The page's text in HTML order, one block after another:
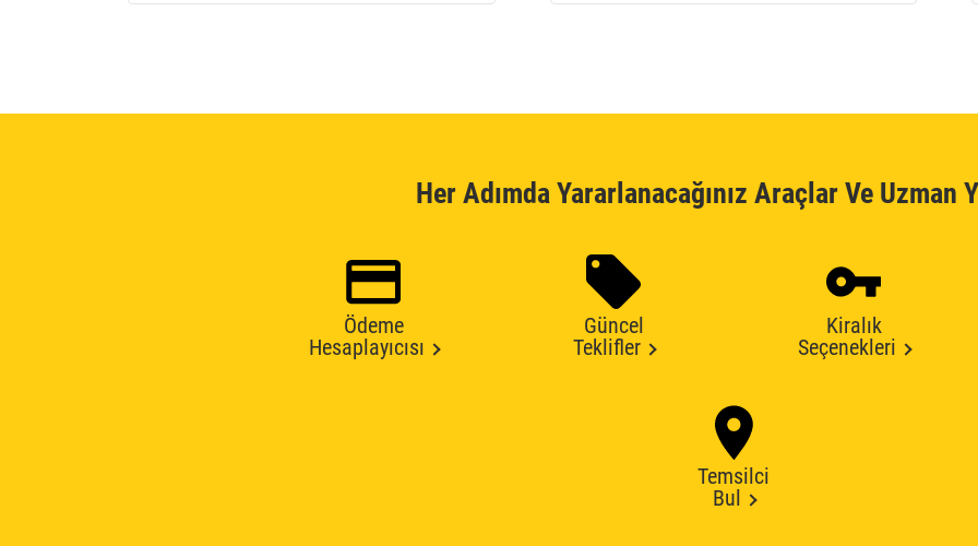
Her Adımda Yararlanacağınız Araçlar Ve Uzman
Ödeme
Hesaplayıcısı
Güncel
Teklifler
Kiralık
Seçenekleri
Temsilci
Bul